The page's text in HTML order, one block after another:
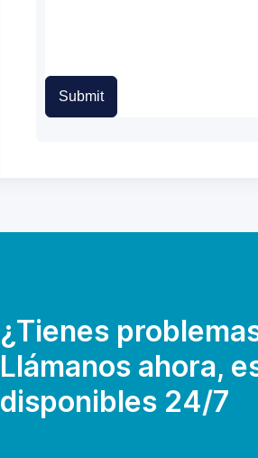
Submit
¿Tienes
Llámanos ahora,
disponibles 24/7